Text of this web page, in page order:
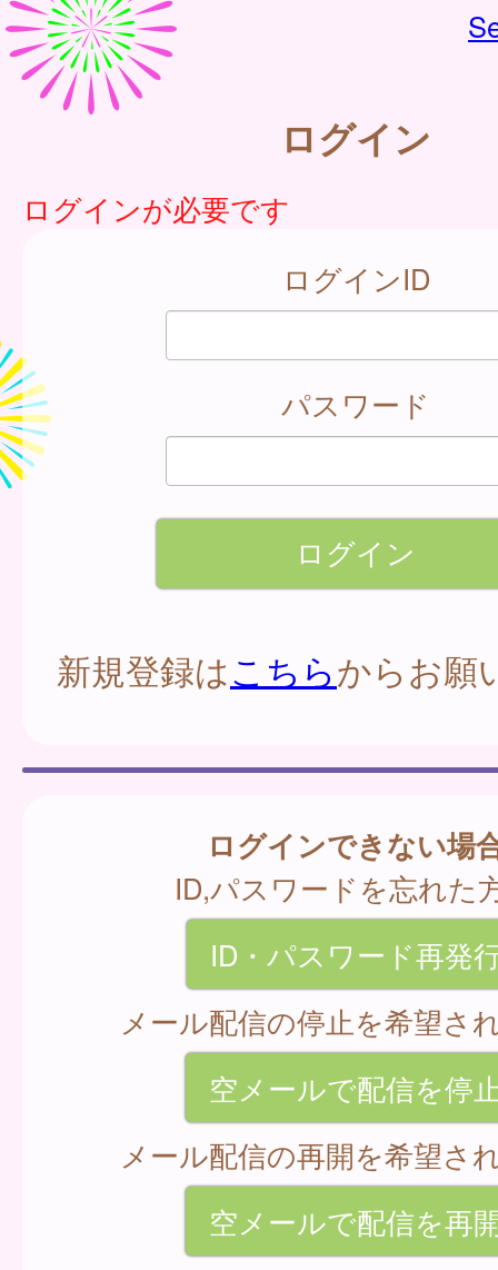
ログイン
ログインが必要です
ログインID
パスワード
新規登録はこちらからお願
ログインできない場
ID,パスワードを忘れた
ID・パスワード再発
メール配信の停止を希望さ
空メールで配信を停
メール配信の再開を希望さ
空メールで配信を再